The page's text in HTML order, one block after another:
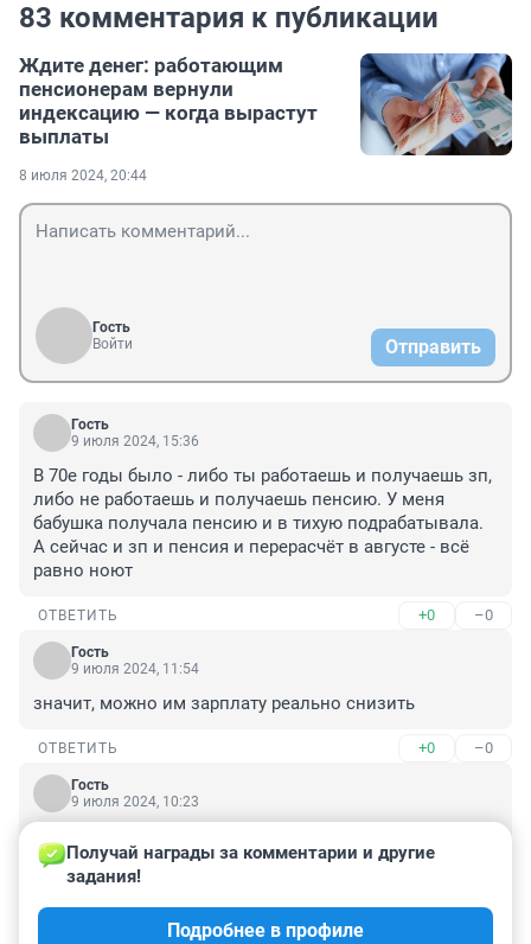
83 комментария к публикации
Ждите денег: работающим
пенсионерам вернули
индексацию — когда вырастут
выплаты
8 июля 2024, 20:44
Гость
Войти
Отправить
Гость
9 июля 2024, 15:36
В 70е годы было - либо ты работаешь и получаешь зп,
либо не работаешь и получаешь пенсию. У меня
бабушка получала пенсию и в тихую подрабатывала.
А сейчас и зп и пенсия и перерасчёт в августе - всё
равно ноют
ОТВЕТИТЬ +0 –0
Гость
9 июля 2024, 11:54
значит, можно им зарплату реально снизить
ОТВЕТИТЬ +0 –0
Гость
9 июля 2024, 10:23
приравнять по пенсии работающих и не работающих
пенсов? Естественно с учетом всех этих непонятных
коэффициентов. Ведь один работающий пенс: минус
один азиатский мигрант.
Получай награды за комментарии и другие
задания!
Подробнее в профиле